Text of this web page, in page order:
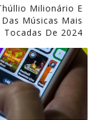
Milionário E
Músicas Mais
Tocadas De 2024